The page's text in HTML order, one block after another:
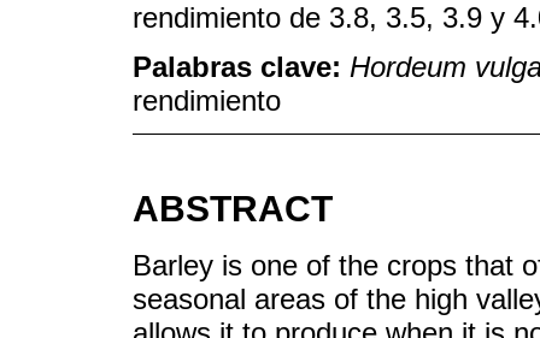
rendimiento de 3.8, 3.5, 3.9 y
Palabras clave: Hordeum
rendimiento
ABSTRACT
Barley is one of the crops that
seasonal areas of the high